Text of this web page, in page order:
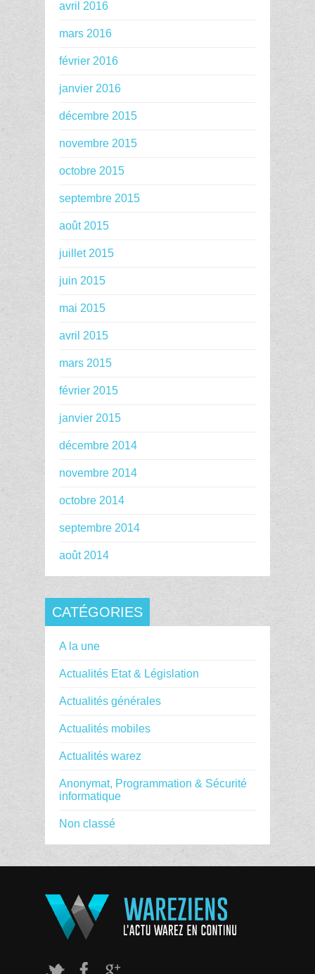
avril 2016
mars 2016
février 2016
janvier 2016
décembre 2015
novembre 2015
octobre 2015
septembre 2015
août 2015
juillet 2015
juin 2015
mai 2015
avril 2015
mars 2015
février 2015
janvier 2015
décembre 2014
novembre 2014
octobre 2014
septembre 2014
août 2014
CATÉGORIES
A la une
Actualités Etat & Législation
Actualités générales
Actualités mobiles
Actualités warez
Anonymat, Programmation & Sécurité
informatique
Non classé